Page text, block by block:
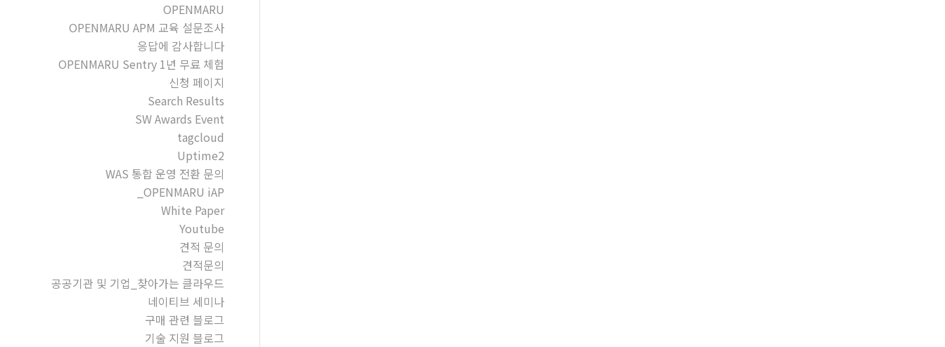
OPENMARU
OPENMARU APM 교육 설문조사
응답에 감사합니다
OPENMARU Sentry 1년 무료 체험
신청 페이지
Search Results
SW Awards Event
tagcloud
Uptime2
WAS 통합 운영 전환 문의
_OPENMARU iAP
White Paper
Youtube
견적 문의
견적문의
공공기관 및 기업_찾아가는 클라우드
네이티브 세미나
구매 관련 블로그
기술 지원 블로그